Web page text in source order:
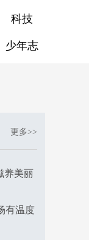
科技
少年志
更多>>
养美丽
有温度